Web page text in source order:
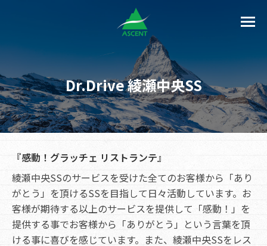
Dr.Drive 綾瀬中央SS
『感動！グラッチェ リストランテ』
綾瀬中央SSのサービスを受けた全てのお客様から「あり
がとう」を頂けるSSを目指して日々活動しています。お
客様が期待する以上のサービスを提供して「感動！」を
提供する事でお客様から「ありがとう」という言葉を頂
ける事に喜びを感じています。また、綾瀬中央SSをレス